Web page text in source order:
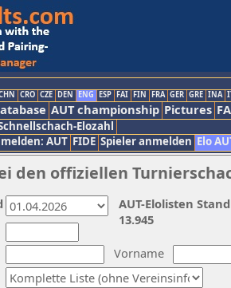
CRO CZE DEN ENG ESP FAI FIN FRA GER GRE INA
AUT championship Pictures
Elozahl
AUT FIDE Spieler anmelden Elo
den offiziellen
Vorname
AUT-Elolisten
13.945